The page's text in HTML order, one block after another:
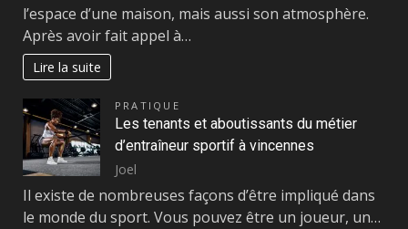
l’espace d’une maison, mais aussi son atmosphère.
Après avoir fait appel à…
Lire la suite
PRATIQUE
Les tenants et aboutissants du métier
d’entraîneur sportif à vincennes
Joel
Il existe de nombreuses façons d’être impliqué dans
le monde du sport. Vous pouvez être un joueur, un…